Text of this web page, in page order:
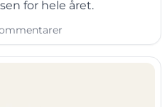
for hele året.